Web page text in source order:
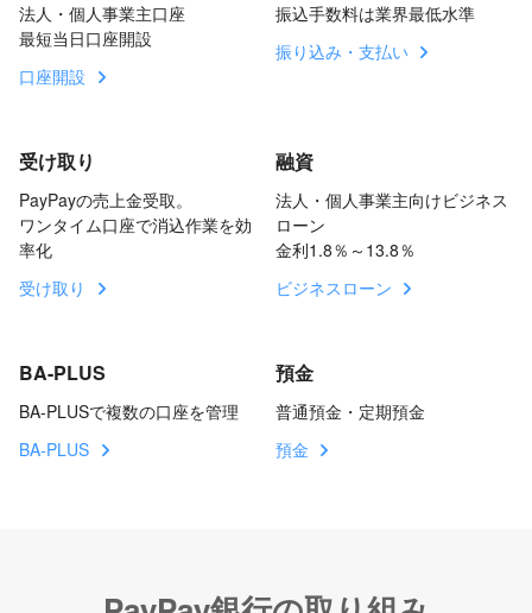
法人・個人事業主口座
最短当日口座開設
口座開設
振込手数料は業界最低水準
振り込み・支払い
受け取り
PayPayの売上金受取。
ワンタイム口座で消込作業を効
率化
受け取り
融資
法人・個人事業主向けビジネス
ローン
金利1.8％～13.8％
ビジネスローン
BA-PLUS
BA-PLUSで複数の口座を管理
BA-PLUS
預金
普通預金・定期預金
預金